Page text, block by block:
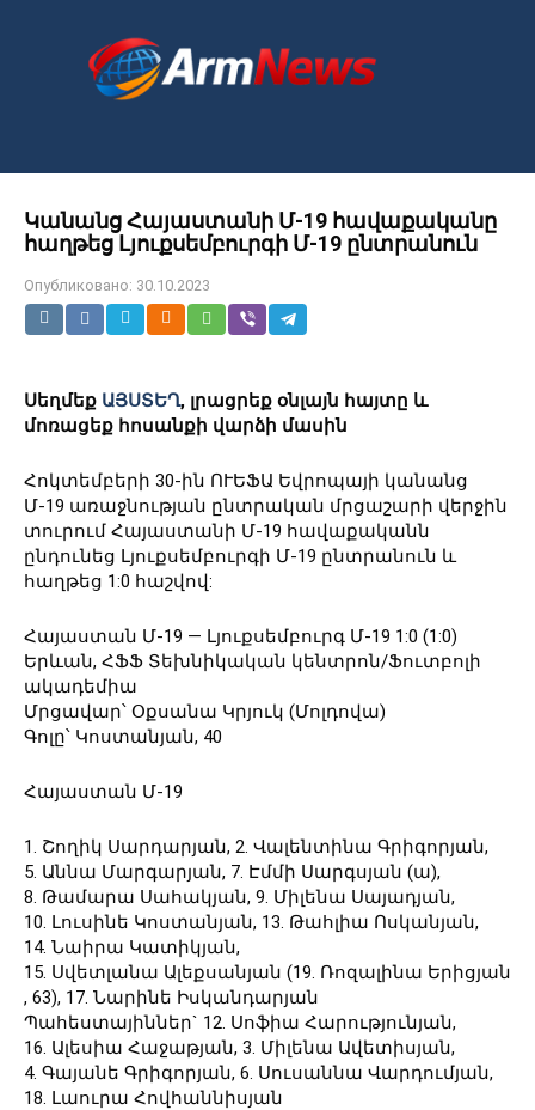
Կանանց Հայաստանի Մ-19 հավաքականը
հաղթեց Լյուքսեմբուրգի Մ-19 ընտրանուն
Опубликовано: 30.10.2023
Սեղմեք ԱՅՍՏԵՂ, լրացրեք օնլայն հայտը և
մոռացեք հոսանքի վարձի մասին
Հոկտեմբերի 30-ին ՈՒԵՖԱ Եվրոպայի կանանց
Մ-19 առաջնության ընտրական մրցաշարի վերջին
տուրում Հայաստանի Մ-19 հավաքականն
ընդունեց Լյուքսեմբուրգի Մ-19 ընտրանուն և
հաղթեց 1:0 հաշվով:
Հայաստան Մ-19 — Լյուքսեմբուրգ Մ-19 1:0 (1:0)
Երևան, ՀՖՖ Տեխնիկական կենտրոն/Ֆուտբոլի
ակադեմիա
Մրցավար՝ Օքսանա Կրյուկ (Մոլդովա)
Գոլը՝ Կոստանյան, 40
Հայաստան Մ-19
1. Շողիկ Սարդարյան, 2. Վալենտինա Գրիգորյան,
5. Աննա Մարգարյան, 7. Էմմի Սարգսյան (ա),
8. Թամարա Սահակյան, 9. Միլենա Սայադյան,
10. Լուսինե Կոստանյան, 13. Թահլիա Ոսկանյան,
14. Նաիրա Կատիկյան,
15. Սվետլանա Ալեքսանյան (19. Ռոզալինա Երիցյան
, 63), 17. Նարինե Իսկանդարյան
Պահեստայիններ` 12. Սոֆիա Հարությունյան,
16. Ալեսիա Հաջաթյան, 3. Միլենա Ավետիսյան,
4. Գայանե Գրիգորյան, 6. Սուսաննա Վարդումյան,
18. Լաուրա Հովհաննիսյան